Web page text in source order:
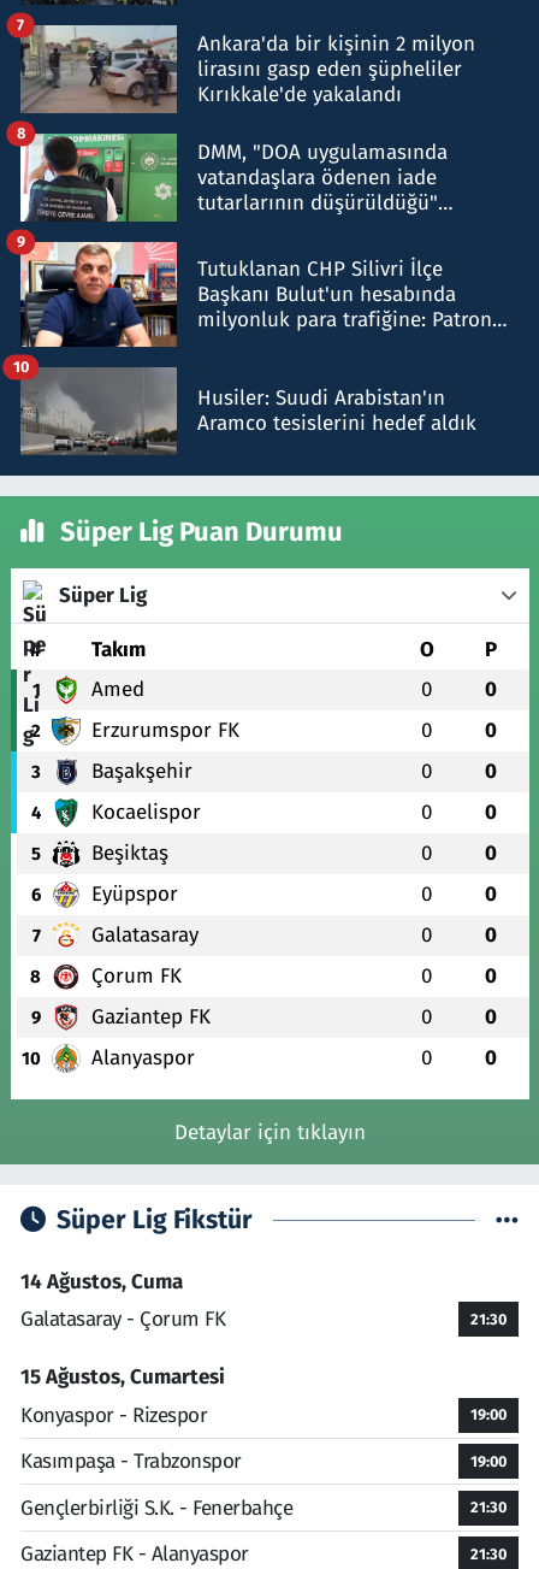
Ankara'da bir kişinin 2 milyon
lirasını gasp eden şüpheliler
Kırıkkale'de yakalandı
7
DMM, "DOA uygulamasında
vatandaşlara ödenen iade
tutarlarının düşürüldüğü"
8
Tutuklanan CHP Silivri İlçe
Başkanı Bulut'un hesabında
milyonluk para trafiğine: Patron
9
Husiler: Suudi Arabistan'ın
Aramco tesislerini hedef aldık
10
Süper Lig Puan Durumu
Süper Lig
# Takım O P
1 Amed 0 0
2 Erzurumspor FK 0 0
3 Başakşehir 0 0
4 Kocaelispor 0 0
5 Beşiktaş 0 0
6 Eyüpspor 0 0
7 Galatasaray 0 0
8 Çorum FK 0 0
9 Gaziantep FK 0 0
10 Alanyaspor 0 0
Detaylar için tıklayın
Süper Lig Fikstür
14 Ağustos, Cuma
Galatasaray - Çorum FK
21:30
15 Ağustos, Cumartesi
Konyaspor - Rizespor
19:00
Kasımpaşa - Trabzonspor 19:00
Gençlerbirliği S.K. - Fenerbahçe 21:30
Gaziantep FK - Alanyaspor 21:30